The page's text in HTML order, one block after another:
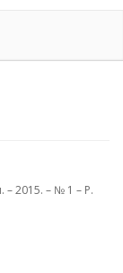
2015. – № 1 – P.